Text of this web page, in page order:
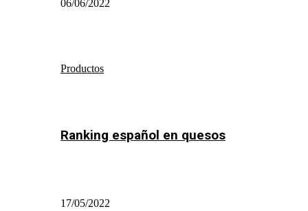
06/06/2022
Productos
Ranking español en quesos
17/05/2022